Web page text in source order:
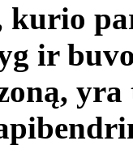
kurio
ir